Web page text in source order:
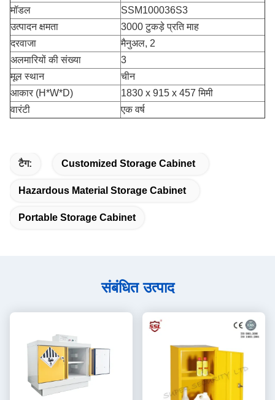
मॉडल
SSM100036S3
उत्पादन क्षमता
3000 टुकड़े प्रति माह
दरवाजा
मैनुअल, 2
अलमारियों की संख्या
3
मूल स्थान
चीन
आकार (H*W*D)
1830 x 915 x 457 मिमी
वारंटी
एक वर्ष
टैग: Customized Storage Cabinet
Hazardous Material Storage Cabinet
Portable Storage Cabinet
संबंधित उत्पाद